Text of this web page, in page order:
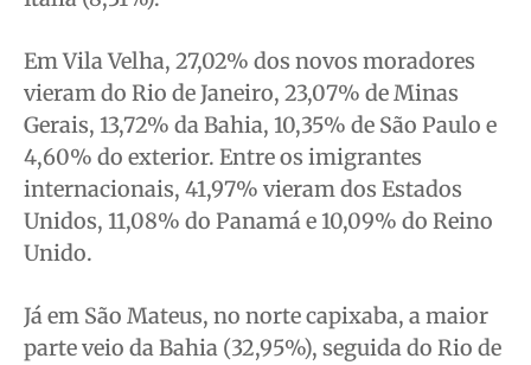
Em Vila Velha, 27,02% dos novos moradores
vieram do Rio de Janeiro, 23,07% de Minas
Gerais, 13,72% da Bahia, 10,35% de São Paulo e
4,60% do exterior. Entre os imigrantes
internacionais, 41,97% vieram dos Estados
Unidos, 11,08% do Panamá e 10,09% do Reino
Unido.
Já em São Mateus, no norte capixaba, a maior
parte veio da Bahia (32,95%), seguida do Rio de